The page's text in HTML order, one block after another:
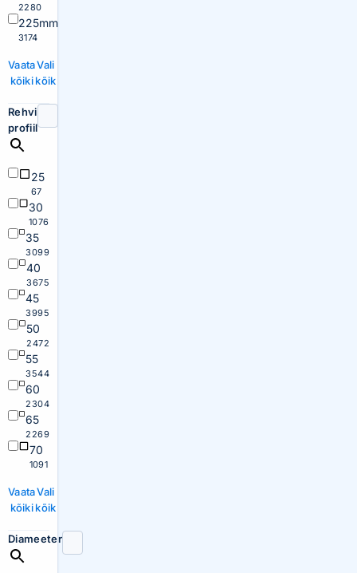
2280
225mm
3174
Vaata
kõiki
Vali
kõik
Rehvi
profiil
25
67
30
1076
35
3099
40
3675
45
3995
50
2472
55
3544
60
2304
65
2269
70
1091
Vaata
kõiki
Vali
kõik
Diameeter